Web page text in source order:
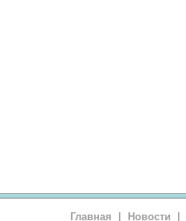
Главная Новости